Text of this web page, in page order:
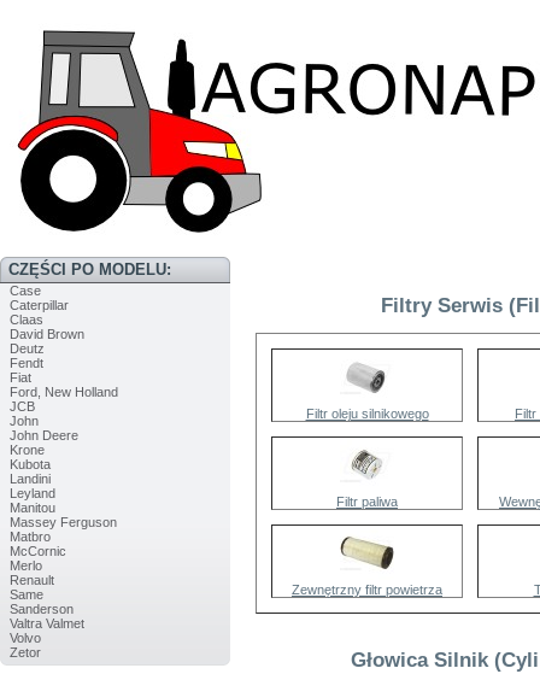
CZĘŚCI PO MODELU:
Case
Caterpillar
Claas
David Brown
Deutz
Fendt
Fiat
Ford, New Holland
JCB
John
John Deere
Krone
Kubota
Landini
Leyland
Manitou
Massey Ferguson
Matbro
McCornic
Merlo
Renault
Same
Sanderson
Valtra Valmet
Volvo
Zetor
Filtry Serwis
Filtr oleju silnikowego Filtr
Filtr paliwa
Zewnętrzny filtr powietrza
Głowica Silnik